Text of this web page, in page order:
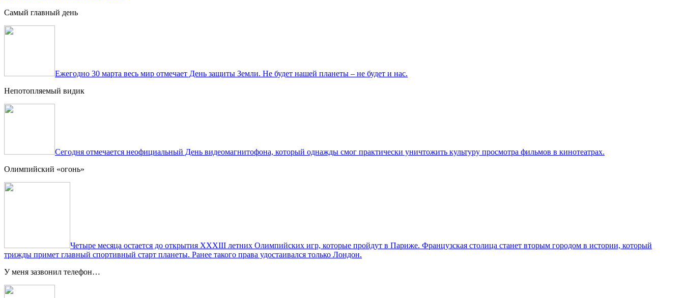
Самый главный день
Ежегодно 30 марта весь мир отмечает День защиты Земли. Не будет нашей планеты – не будет и нас.
Непотопляемый видик
Сегодня отмечается неофициальный День видеомагнитофона, который однажды смог практически уничтожить культуру просмотра фильмов в кинотеатрах.
Олимпийский «огонь»
Четыре месяца остается до открытия XXXIII летних Олимпийских игр, которые пройдут в Париже. Французская столица станет вторым городом в истории, который
трижды примет главный спортивный старт планеты. Ранее такого права удостаивался только Лондон.
У меня зазвонил телефон…